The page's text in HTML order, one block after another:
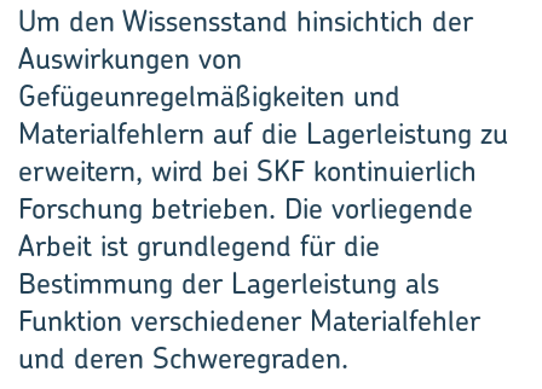
Um den Wissensstand hinsicht­ich der
Auswirkungen von
Gefügeunregelmäßigkeiten und
Materialfehlern auf die Lagerleistung zu
erweitern, wird bei SKF kontinuierlich
Forschung betrieben. Die vorliegende
Arbeit ist grundlegend für die
Bestimmung der Lagerleistung als
Funktion verschiedener Materialfehler
und deren Schweregraden.